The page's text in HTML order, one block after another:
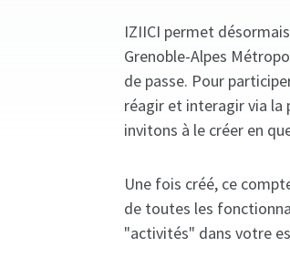
IZIICI permet
Grenoble-Alpes
de passe. Pour
réagir et interagir via la
invitons à le créer en
Une fois créé, ce
de toutes les
"activités" dans votre